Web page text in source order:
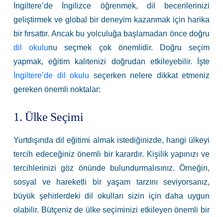
İngiltere’de İngilizce öğrenmek, dil becerilerinizi
geliştirmek ve global bir deneyim kazanmak için harika
bir fırsattır. Ancak bu yolculuğa başlamadan önce doğru
dil okulunu seçmek çok önemlidir. Doğru seçim
yapmak, eğitim kalitenizi doğrudan etkileyebilir. İşte
İngiltere’de dil okulu seçerken nelere dikkat etmeniz
gereken önemli noktalar:
1. Ülke Seçimi
Yurtdışında dil eğitimi almak istediğinizde, hangi ülkeyi
tercih edeceğiniz önemli bir karardır. Kişilik yapınızı ve
tercihlerinizi göz önünde bulundurmalısınız. Örneğin,
sosyal ve hareketli bir yaşam tarzını seviyorsanız,
büyük şehirlerdeki dil okulları sizin için daha uygun
olabilir. Bütçeniz de ülke seçiminizi etkileyen önemli bir